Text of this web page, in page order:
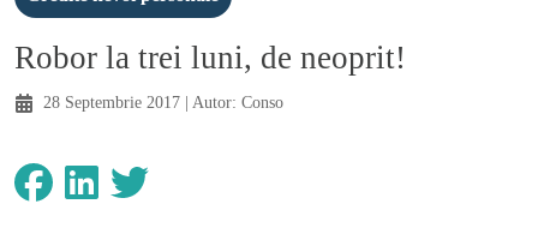
Robor la trei luni, de neoprit!
28 Septembrie 2017 | Autor: Conso